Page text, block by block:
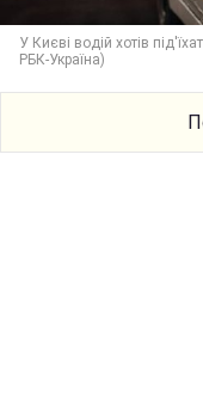
У Києві водій хотів
РБК-Україна)